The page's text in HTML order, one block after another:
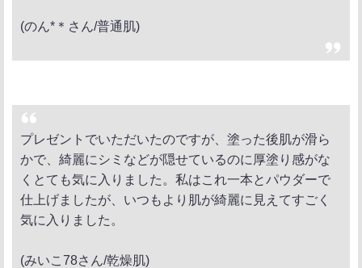
(のん*＊さん/普通肌)
プレゼントでいただいたのですが、塗った後肌が滑ら
かで、綺麗にシミなどが隠せているのに厚塗り感がな
くとても気に入りました。私はこれ一本とパウダーで
仕上げましたが、いつもより肌が綺麗に見えてすごく
気に入りました。
(みいこ78さん/乾燥肌)